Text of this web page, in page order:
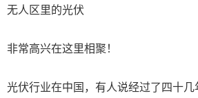
无人区里的光伏
非常高兴在这里相聚！
光伏行业在中国，有人说经过了四十